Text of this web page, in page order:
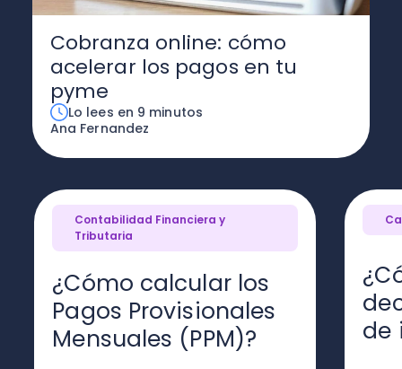
Cobranza online: cómo
acelerar los pagos en tu
pyme
Lo lees en 9 minutos
Ana Fernandez
Contabilidad Financiera y
Tributaria
¿Cómo calcular los
Pagos Provisionales
Mensuales (PPM)?
de